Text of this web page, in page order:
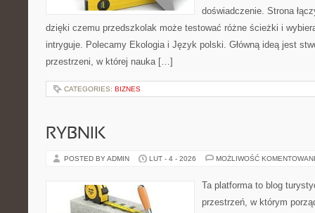
doświadczenie. Strona
dzięki czemu przedszkolak może testować różne ścieżki i
intryguje. Polecamy Ekologia i Język polski. Główną ideą jest
przestrzeni, w której nauka […]
CATEGORIES: BIZNES
RYBNIK
POSTED BY ADMIN LUT - 4 - 2026 MOŻLIWOŚĆ
Ta platforma to blog
przestrzeń, w którym